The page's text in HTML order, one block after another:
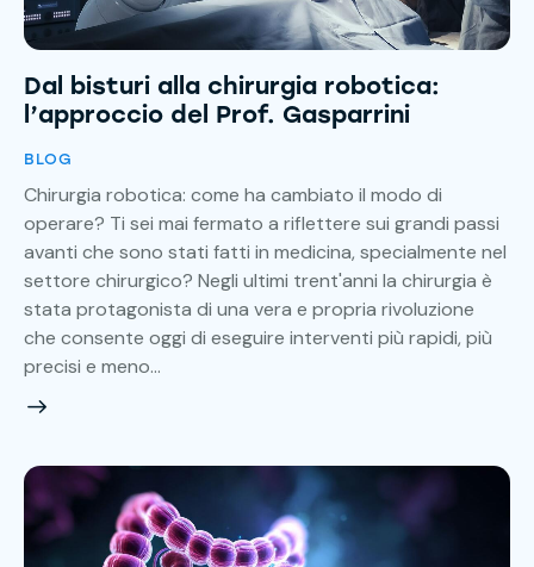
Dal bisturi alla chirurgia robotica:
l’approccio del Prof. Gasparrini
BLOG
Chirurgia robotica: come ha cambiato il modo di
operare? Ti sei mai fermato a riflettere sui grandi passi
avanti che sono stati fatti in medicina, specialmente nel
settore chirurgico? Negli ultimi trent'anni la chirurgia è
stata protagonista di una vera e propria rivoluzione
che consente oggi di eseguire interventi più rapidi, più
precisi e meno…